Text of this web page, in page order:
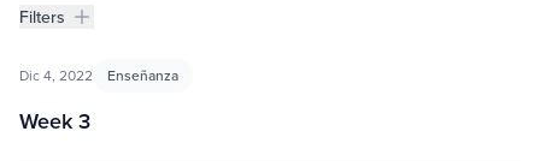
Filters
Filters
Enseñanza
Dic 4, 2022 Enseñanza
Week 3